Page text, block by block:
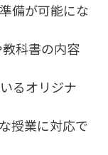
備が可能にな
科書の内容
るオリジナ
授業に対応で